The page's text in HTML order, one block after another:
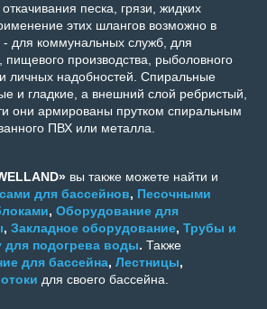
песка, грязи, жидких
этих шлангов возможно в
- для коммунальных служб, для
пищевого производства, рыболовного
личных надобностей. Спиральные
и гладкие, а внешний слой ребристый,
они армированы прутком спиральным
ПВХ или металла.
вы также можете найти и
для бассейнов, Песочными
, Оборудование для
, Закладное оборудование, Трубы и
для подогрева воды. Также
для бассейна, Лестницы,
для своего бассейна.